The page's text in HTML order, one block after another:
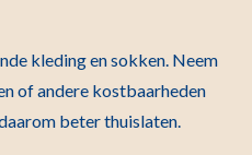
kleding en sokken. Neem
of andere kostbaarheden
beter thuislaten.